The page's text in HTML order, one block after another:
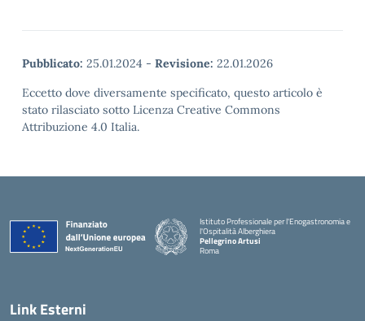
Pubblicato: 25.01.2024 - Revisione: 22.01.2026
Eccetto dove diversamente specificato, questo articolo è
stato rilasciato sotto Licenza Creative Commons
Attribuzione 4.0 Italia.
Istituto Professionale per l'Enogastronomia e
l'Ospitalità Alberghiera
Pellegrino Artusi
Roma
Link Esterni